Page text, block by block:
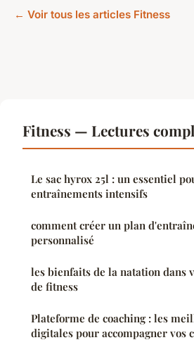
← Voir tous les articles Fitness
Fitness — Lectures
Le sac hyrox 25l : un essentiel
entraînements intensifs
comment créer un plan
personnalisé
les bienfaits de la natation dans
de fitness
Plateforme de coaching : les
digitales pour accompagner vos